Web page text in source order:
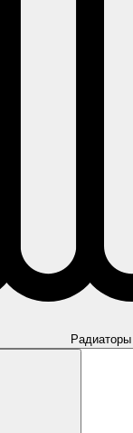
Радиаторы